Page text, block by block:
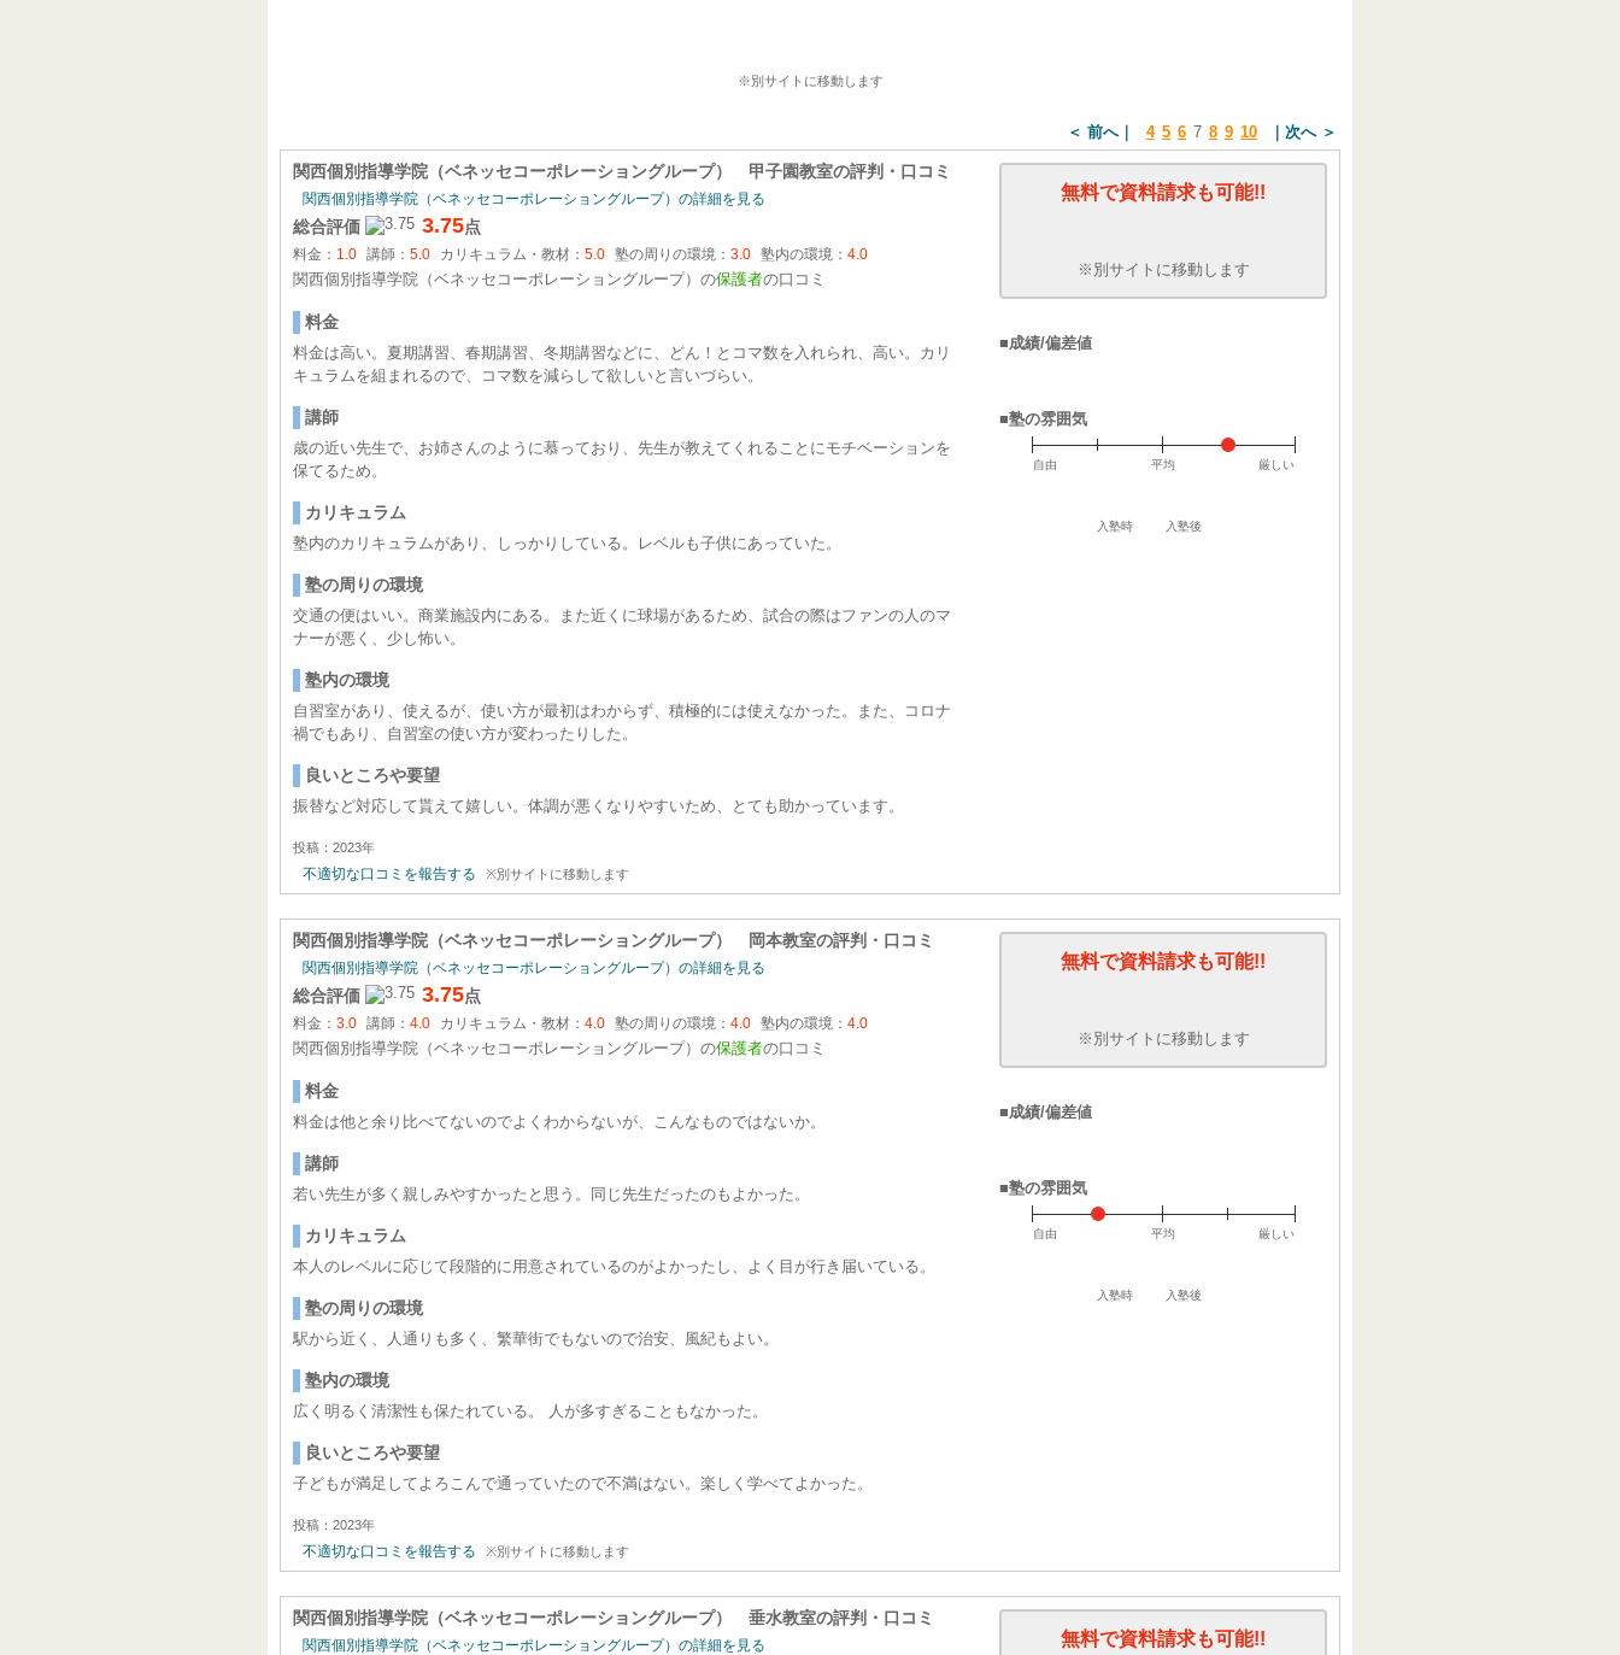
※別サイトに移動します
＜ 前へ 4 5 6 7 8 9 10 次へ ＞
関西個別指導学院（ベネッセコーポレーショングループ） 甲子園教室の評判・口コミ
関西個別指導学院（ベネッセコーポレーショングループ）の詳細を見る
総合評価 3.75点
料金： 1.0 講師： 5.0 カリキュラム・教材： 5.0 塾の周りの環境： 3.0 塾内の環境： 4.0
関西個別指導学院（ベネッセコーポレーショングループ）の保護者の口コミ
料金
料金は高い。夏期講習、春期講習、冬期講習などに、どん！とコマ数を入れられ、高い。カリ
キュラムを組まれるので、コマ数を減らして欲しいと言いづらい。
講師
歳の近い先生で、お姉さんのように慕っており、先生が教えてくれることにモチベーションを
保てるため。
カリキュラム
塾内のカリキュラムがあり、しっかりしている。レベルも子供にあっていた。
塾の周りの環境
交通の便はいい。商業施設内にある。また近くに球場があるため、試合の際はファンの人のマ
ナーが悪く、少し怖い。
塾内の環境
自習室があり、使えるが、使い方が最初はわからず、積極的には使えなかった。また、コロナ
禍でもあり、自習室の使い方が変わったりした。
良いところや要望
振替など対応して貰えて嬉しい。体調が悪くなりやすいため、とても助かっています。
投稿：2023年
不適切な口コミを報告する ※別サイトに移動します
無料で資料請求も可能!!
※別サイトに移動します
■成績/偏差値
入塾時 入塾後
■塾の雰囲気
自由 平均 厳しい
関西個別指導学院（ベネッセコーポレーショングループ） 岡本教室の評判・口コミ
関西個別指導学院（ベネッセコーポレーショングループ）の詳細を見る
総合評価 3.75点
料金： 3.0 講師： 4.0 カリキュラム・教材： 4.0 塾の周りの環境： 4.0 塾内の環境： 4.0
関西個別指導学院（ベネッセコーポレーショングループ）の保護者の口コミ
料金
料金は他と余り比べてないのでよくわからないが、こんなものではないか。
講師
若い先生が多く親しみやすかったと思う。同じ先生だったのもよかった。
カリキュラム
本人のレベルに応じて段階的に用意されているのがよかったし、よく目が行き届いている。
塾の周りの環境
駅から近く、人通りも多く、繁華街でもないので治安、風紀もよい。
塾内の環境
広く明るく清潔性も保たれている。 人が多すぎることもなかった。
良いところや要望
子どもが満足してよろこんで通っていたので不満はない。楽しく学べてよかった。
投稿：2023年
不適切な口コミを報告する ※別サイトに移動します
無料で資料請求も可能!!
※別サイトに移動します
■成績/偏差値
入塾時 入塾後
■塾の雰囲気
自由 平均 厳しい
関西個別指導学院（ベネッセコーポレーショングループ） 垂水教室の評判・口コミ
関西個別指導学院（ベネッセコーポレーショングループ）の詳細を見る 無料で資料請求も可能!!